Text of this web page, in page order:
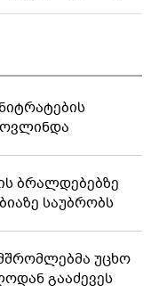
ბრალდებებზე
საუბრობს
უცხო
გააძევეს